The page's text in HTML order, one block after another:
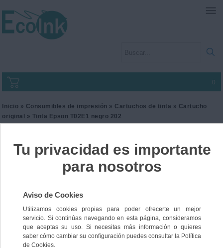
0
Inicio » Consumibles de impresión » Cartuchos de tinta » Cartucho
original
» Tinta Epson T02E1 negro 202
Tinta Epson T02E1 negro
Ref. C13T02E140